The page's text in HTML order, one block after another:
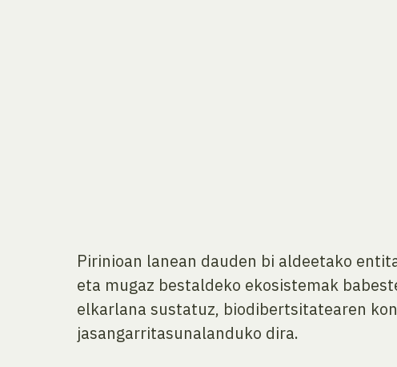
Pirinioan lanean dauden bi aldeetako
eta mugaz bestaldeko ekosistemak
elkarlana sustatuz, biodibertsitatearen
jasangarritasunalanduko dira.